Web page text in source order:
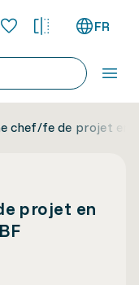
FR
chef/fe de projet en
projet en